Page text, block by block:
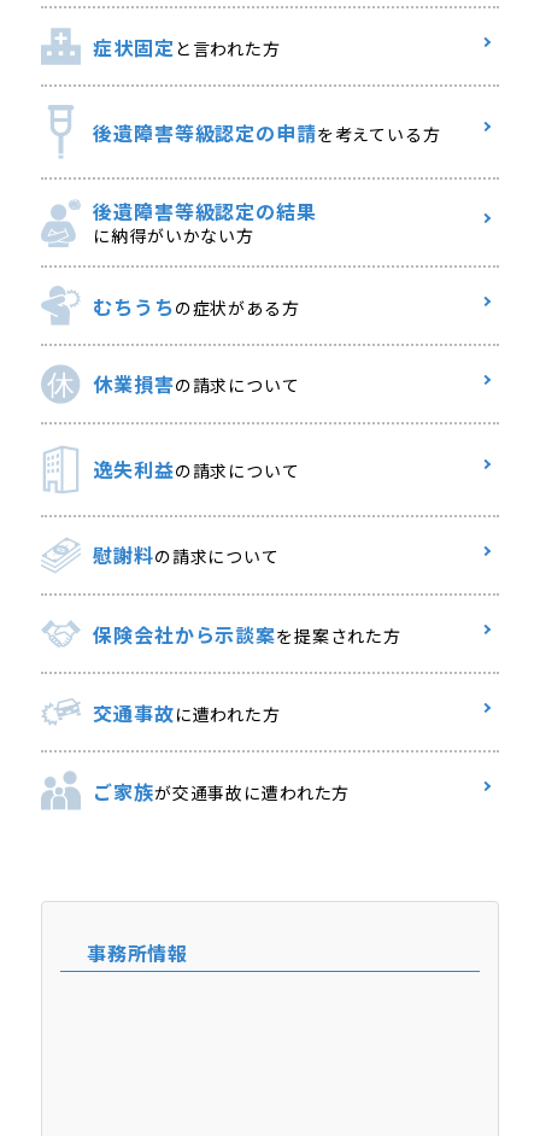
症状固定 と言われた方
後遺障害等級認定の申請を考えている方
後遺障害等級認定の結果
に納得がいかない方
むちうちの症状がある方
休業損害の請求について
逸失利益の請求について
慰謝料の請求について
保険会社から示談案を提案された方
交通事故に遭われた方
ご家族が交通事故に遭われた方
事務所情報